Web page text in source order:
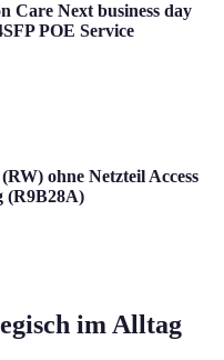
Care Next business day
POE Service
ohne Netzteil Access
(R9B28A)
im Alltag